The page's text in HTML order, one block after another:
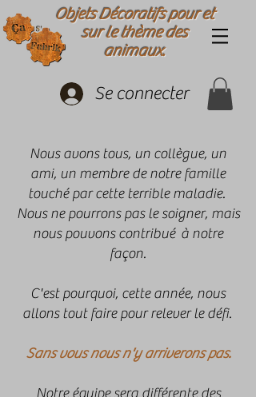
Objets Décoratifs pour et
sur le thème des
animaux.
Se connecter
Nous avons tous, un collègue, un
ami, un membre de notre famille
touché par cette terrible maladie.
Nous ne pourrons pas le soigner, mais
nous pouvons contribué à notre
façon.
C'est pourquoi, cette année, nous
allons tout faire pour relever le défi.
Sans vous nous n'y arriverons pas.
Notre équipe sera différente des